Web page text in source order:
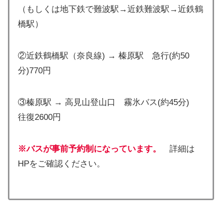
（もしくは地下鉄で難波駅→近鉄難波駅→近鉄鶴
橋駅）
②近鉄鶴橋駅（奈良線) → 榛原駅 急行(約50
分)770円
③榛原駅 → 高見山登山口 霧氷バス(約45分)
往復2600円
※バスが事前予約制になっています。
詳細は
HPをご確認ください。